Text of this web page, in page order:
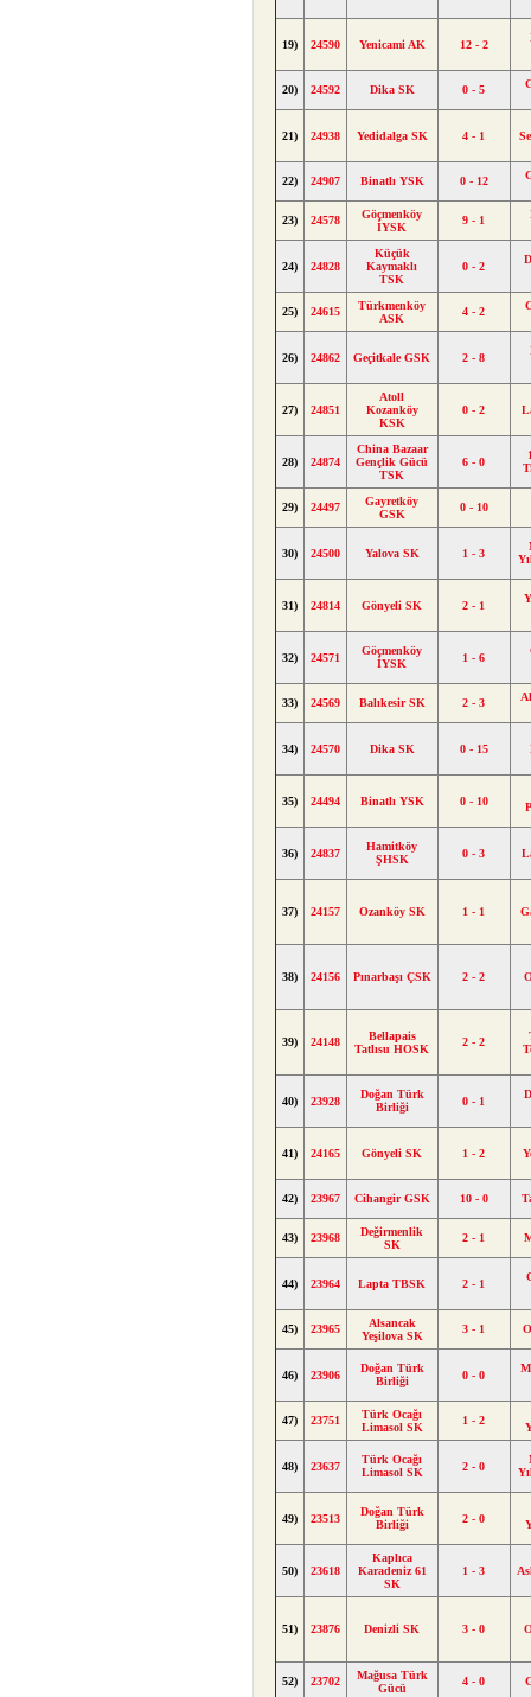
19) 24590 Yenicami AK 12 - 2
20) 24592 Dika SK 0 - 5
21) 24938 Yedidalga SK 4 - 1
22) 24907 Binatlı YSK 0 - 12
23) 24578
Göçmenköy
İYSK
9 - 1
24) 24828
Küçük
Kaymaklı
TSK
0 - 2
25) 24615
Türkmenköy
ASK
4 - 2
26) 24862 Geçitkale GSK 2 - 8
27) 24851
Atoll
Kozanköy
KSK
0 - 2
28) 24874
China Bazaar
Gençlik Gücü
TSK
6 - 0
29) 24497
Gayretköy
GSK
0 - 10
30) 24500 Yalova SK 1 - 3
31) 24814 Gönyeli SK 2 - 1
32) 24571
Göçmenköy
İYSK
1 - 6
33) 24569 Balıkesir SK 2 - 3
34) 24570 Dika SK 0 - 15
35) 24494 Binatlı YSK 0 - 10
36) 24837
Hamitköy
ŞHSK
0 - 3
37) 24157 Ozanköy SK 1 - 1
38) 24156 Pınarbaşı ÇSK 2 - 2
39) 24148
Bellapais
Tatlısu HOSK
2 - 2
40) 23928
Doğan Türk
Birliği
0 - 1
41) 24165 Gönyeli SK 1 - 2
42) 23967 Cihangir GSK 10 - 0
43) 23968
Değirmenlik
SK
2 - 1
44) 23964 Lapta TBSK 2 - 1
45) 23965
Alsancak
Yeşilova SK
3 - 1
46) 23906
Doğan Türk
Birliği
0 - 0
47) 23751
Türk Ocağı
Limasol SK
1 - 2
48) 23637
Türk Ocağı
Limasol SK
2 - 0
49) 23513
Doğan Türk
Birliği
2 - 0
50) 23618
Kaplıca
Karadeniz 61
SK
1 - 3
51) 23876 Denizli SK 3 - 0
52) 23702
Mağusa Türk
Gücü
4 - 0